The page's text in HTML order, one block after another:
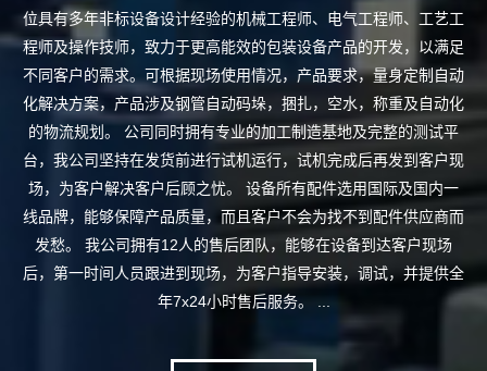
位具有多年非标设备设计经验的机械工程师、电气工程师、工艺工
程师及操作技师，致力于更高能效的包装设备产品的开发，以满足
不同客户的需求。可根据现场使用情况，产品要求，量身定制自动
化解决方案，产品涉及钢管自动码垛，捆扎，空水，称重及自动化
的物流规划。 公司同时拥有专业的加工制造基地及完整的测试平
台，我公司坚持在发货前进行试机运行，试机完成后再发到客户现
场，为客户解决客户后顾之忧。 设备所有配件选用国际及国内一
线品牌，能够保障产品质量，而且客户不会为找不到配件供应商而
发愁。 我公司拥有12人的售后团队，能够在设备到达客户现场
后，第一时间人员跟进到现场，为客户指导安装，调试，并提供全
年7x24小时售后服务。 ...